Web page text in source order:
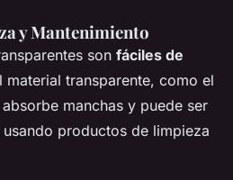
y Mantenimiento
son fáciles de
material transparente, como el
manchas y puede ser
productos de limpieza